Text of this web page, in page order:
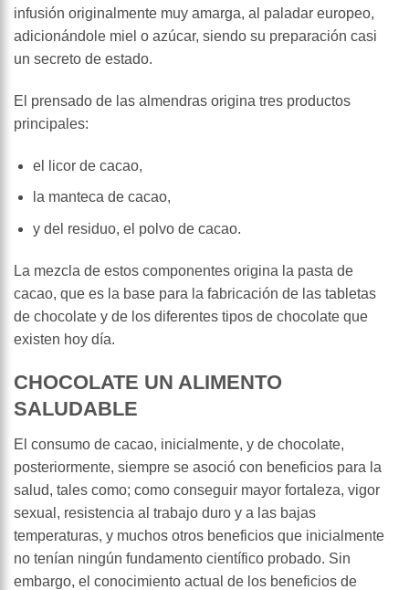
infusión originalmente muy amarga, al paladar europeo,
adicionándole miel o azúcar, siendo su preparación casi
un secreto de estado.
El prensado de las almendras origina tres productos
principales:
el licor de cacao,
la manteca de cacao,
y del residuo, el polvo de cacao.
La mezcla de estos componentes origina la pasta de
cacao, que es la base para la fabricación de las tabletas
de chocolate y de los diferentes tipos de chocolate que
existen hoy día.
CHOCOLATE UN ALIMENTO
SALUDABLE
El consumo de cacao, inicialmente, y de chocolate,
posteriormente, siempre se asoció con beneficios para la
salud, tales como; como conseguir mayor fortaleza, vigor
sexual, resistencia al trabajo duro y a las bajas
temperaturas, y muchos otros beneficios que inicialmente
no tenían ningún fundamento científico probado. Sin
embargo, el conocimiento actual de los beneficios de